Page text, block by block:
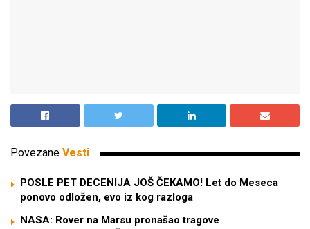
Povezane Vesti
POSLE PET DECENIJA JOŠ ČEKAMO! Let do Meseca
ponovo odložen, evo iz kog razloga
NASA: Rover na Marsu pronašao tragove